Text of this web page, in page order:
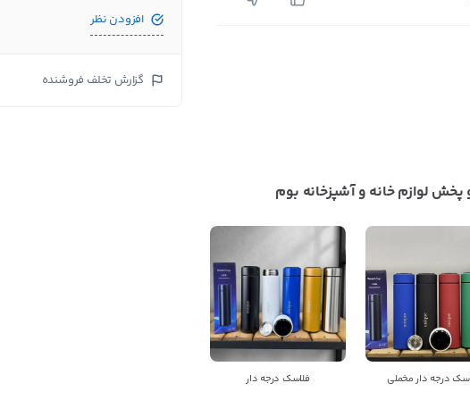
افزودن نظر
گزارش تخلف فروشنده
لوازم خانه و آشپزخانه بوم
درجه دار مخملی فلاسک درجه دار
اطلاعات تماس
تولید و پخش لوازم خانه و آشپزخانه بوم
برای مکالمه دقیق ترکد 11318 در عمدباکس